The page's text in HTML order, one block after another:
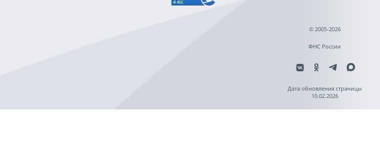
© 2005-2026
ФНС России
Дата обновления страницы
10.02.2026